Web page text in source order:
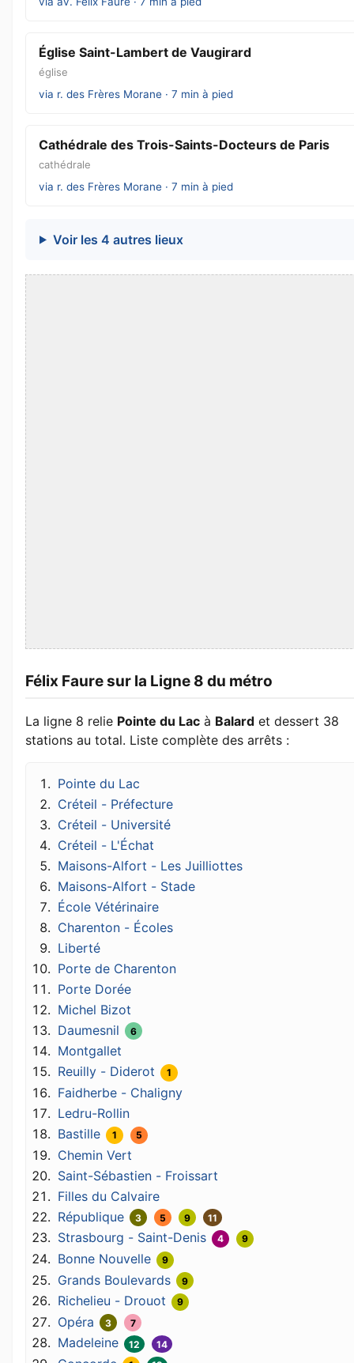
Église Saint-Lambert de Vaugirard
église
via r. des Frères Morane · 7 min à pied
Cathédrale des Trois-Saints-Docteurs de Paris
cathédrale
via r. des Frères Morane · 7 min à pied
Voir les 4 autres lieux
Félix Faure sur la Ligne 8 du métro
La ligne 8 relie Pointe du Lac à Balard et dessert 38
stations au total. Liste complète des arrêts :
Pointe du Lac
Créteil - Préfecture
Créteil - Université
Créteil - L'Échat
Maisons-Alfort - Les Juilliottes
Maisons-Alfort - Stade
École Vétérinaire
Charenton - Écoles
Liberté
Porte de Charenton
Porte Dorée
Michel Bizot
Daumesnil
6
Montgallet
Reuilly - Diderot
1
Faidherbe - Chaligny
Ledru-Rollin
Bastille
1 5
Chemin Vert
Saint-Sébastien - Froissart
Filles du Calvaire
République
3 5 9 11
Strasbourg - Saint-Denis 4 9
Bonne Nouvelle 9
Grands Boulevards 9
Richelieu - Drouot 9
Opéra 3 7
Madeleine 12 14